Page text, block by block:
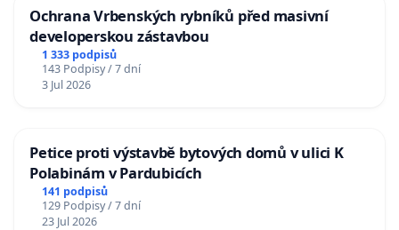
Ochrana Vrbenských rybníků před masivní
developerskou zástavbou
1 333 podpisů
143 Podpisy / 7 dní
3 Jul 2026
Petice proti výstavbě bytových domů v ulici K
Polabinám v Pardubicích
141 podpisů
129 Podpisy / 7 dní
23 Jul 2026